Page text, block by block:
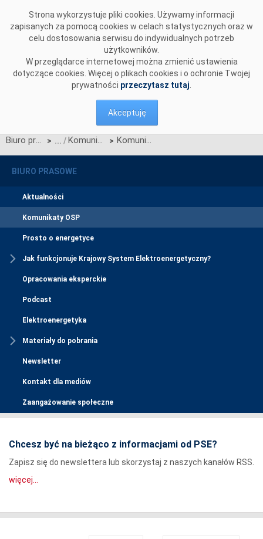
Strona wykorzystuje pliki cookies. Używamy informacji
zapisanych za pomocą cookies w celach statystycznych oraz w
celu dostosowania serwisu do indywidualnych potrzeb
użytkowników.
W przeglądarce internetowej można zmienić ustawienia
dotyczące cookies. Więcej o plikach cookies i o ochronie Twojej
prywatności przeczytasz tutaj
Akceptuję
Biuro prasowe > Komunikaty OSP > Komunikat OSP dotyczący zawieszenia procesu Jednolitego łączenia Rynków Dnia Bieżącego w dniu 16.10.2025.
BIURO PRASOWE
Aktualności
Komunikaty OSP
Prosto o energetyce
Jak funkcjonuje Krajowy System Elektroenergetyczny?
Opracowania eksperckie
Podcast
Elektroenergetyka
Materiały do pobrania
Newsletter
Kontakt dla mediów
Zaangażowanie społeczne
Chcesz być na bieżąco z informacjami od PSE?
Zapisz się do newslettera lub skorzystaj z naszych kanałów RSS.
więcej...